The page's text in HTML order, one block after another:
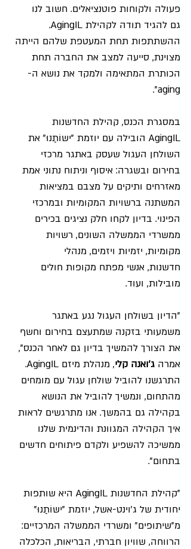
פעולה ולקוחות פוטנציאלים. חשוב לנו
גם להגיד תודה לקהילת AgingIL
.
ההשתתפות תחת המעטפת שלהם הייתה
מצוינת, סייעה למצב את החברה תחת
הכותרת המתאימה ולמקד את נושא ה-
aging
".
במסגרת הכנס, קהילת החדשנות
AgingIL הובילה עם יוזמת "ישוֹתַנוּ" את
השולחן העגול שעסק באתגר מרכזי
בחירום ובשגרה: איסוף וניתוח נתוני אמת
מאזרחים ותיקים על מצבם במציאות
המשתנה ברשויות המקומיות ובמרכזי
הפינוי. בדיון לקחו חלק נציגים בכירים
ממשרדי הממשלה השונים, רשויות
מקומיות, יזמיות ויזמים, מנהלי
חדשנות, אנשי מפתח מקופות חולים
מובילות, ועוד.
"הדיון בשולחן העגול נגע באתגר
משמעותי בזקנה שמתעצם בחירום וחשף
את הצורך להמשיך בדיון גם לאחר הכנס",
אמרה ג'ואנה קלי, מנהלת מיזם AgingIL
.
התרגשנו להוביל שולחן עגול עם מומחים
מהתחום, ונמשיך להוביל את הנושא
בקהילה גם בהמשך. אנו מתרגשים לראות
איך הקהילה המגוונת והדינמית שלנו
ממשיכה להשפיע ולקדם פיתוחים חדשים
בתחום".
"קהילת החדשנות AgingIL היא שותפות
יחודית של ג'וינט-אשל, יוזמת "ישוֹתַנוּ"
מ"שיתופים" ומשרדי הממשלה המרכזיים:
הרווחה, שוויון חברתי, הבריאות, הכלכלה